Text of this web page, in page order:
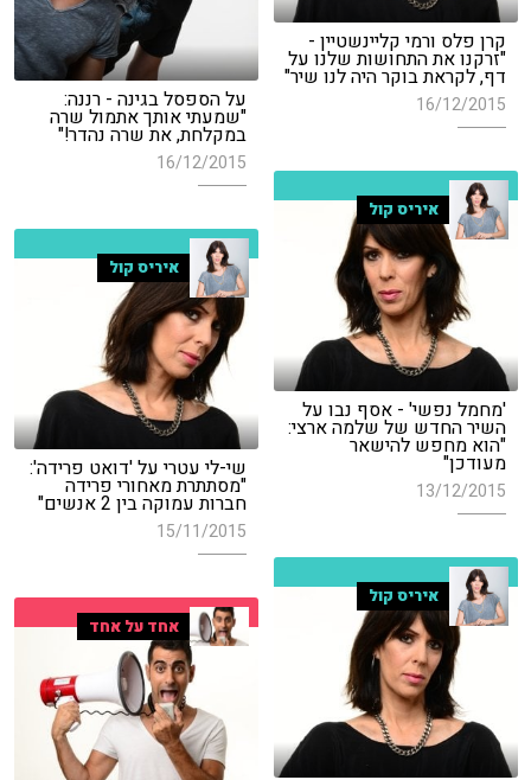
קרן פלס ורמי קליינשטיין -
"זרקנו את התחושות שלנו על
דף, לקראת בוקר היה לנו שיר"
16/12/2015 על הספסל בגינה - רננה:
"שמעתי אותך אתמול שרה
במקלחת, את שרה נהדר!"
16/12/2015
איריס קול
'מחמל נפשי' - אסף נבו על
השיר החדש של שלמה ארצי:
"הוא מחפש להישאר
מעודכן"
13/12/2015
איריס קול
שי-לי עטרי על 'דואט פרידה':
"מסתתרת מאחורי פרידה
חברות עמוקה בין 2 אנשים"
15/11/2015
איריס קול
אחד על אחד